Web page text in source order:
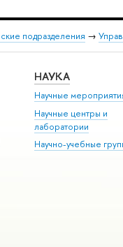
подразделения →
НАУКА
Научные
Научные центры и
лаборатории
Научно-учебные